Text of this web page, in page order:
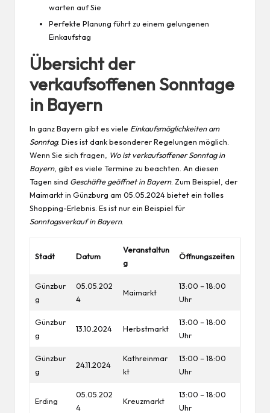
warten auf Sie
Perfekte Planung führt zu einem gelungenen
Einkaufstag
Übersicht der
verkaufsoffenen Sonntage
in Bayern
In ganz Bayern gibt es viele Einkaufsmöglichkeiten am
Sonntag. Dies ist dank besonderer Regelungen möglich.
Wenn Sie sich fragen,
Wo ist verkaufsoffener Sonntag in
Bayern, gibt es viele Termine zu beachten. An diesen
Tagen sind Geschäfte geöffnet in Bayern. Zum Beispiel, der
Maimarkt in Günzburg am 05.05.2024 bietet ein tolles
Shopping-Erlebnis. Es ist nur ein Beispiel für
Sonntagsverkauf in Bayern.
Stadt Datum
Veranstaltun
g
Öffnungszeiten
Günzbur
g
05.05.202
4
Maimarkt
13:00 – 18:00
Uhr
Günzbur
g
13.10.2024 Herbstmarkt
13:00 – 18:00
Uhr
Günzbur
g
24.11.2024
Kathreinmar
kt
13:00 – 18:00
Uhr
Erding
05.05.202
4
Kreuzmarkt
13:00 – 18:00
Uhr